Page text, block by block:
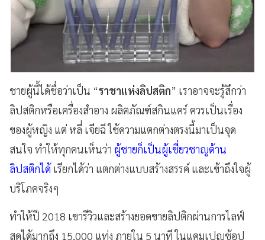
ชายผู้นี้ได้ชื่อว่าเป็น “ราชาแห่งลิปสติก” เราอาจจะรู้สึกว่า
ลิปสติกหรือเครื่องสำอาง ผลิตภัณฑ์สกินแคร์ ควรเป็นเรื่อง
ของผู้หญิง แต่ หลี่ เจียฉี ใช้ความแตกต่างตรงนี้มาเป็นจุด
สนใจ ทำให้ทุกคนเห็นว่า ผู้ชายก็เป็นผู้เชี่ยวชาญด้าน
ลิปสติกได้เรียกได้ว่า แตกต่างแบบสร้างสรรค์ และเข้าถึงใจผู้
บริโภคจริงๆ
ทำให้ปี 2018 เขารีวิวและสร้างยอดขายลิปติกผ่านการไลฟ์
สดได้มากถึง 15,000 แท่ง ภายใน 5 นาที ในแคมเปญช้อป